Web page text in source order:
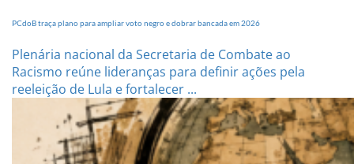
PCdoB traça plano para ampliar voto negro e dobrar bancada em 2026
Plenária nacional da Secretaria de Combate ao
Racismo reúne lideranças para definir ações pela
reeleição de Lula e fortalecer ...